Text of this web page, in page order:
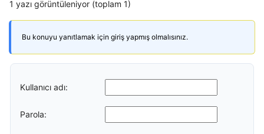
1 yazı görüntüleniyor (toplam 1)
Bu konuyu yanıtlamak için giriş yapmış olmalısınız.
Kullanıcı adı:
Parola: